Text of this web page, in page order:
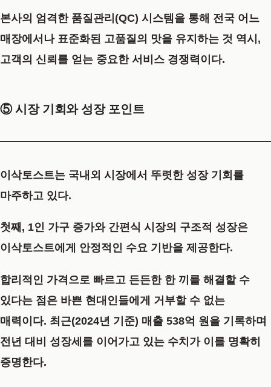
본사의 엄격한 품질관리(QC) 시스템을 통해 전국 어느
매장에서나 표준화된 고품질의 맛을 유지하는 것 역시,
고객의 신뢰를 얻는 중요한 서비스 경쟁력이다.
⑤ 시장 기회와 성장 포인트
이삭토스트는 국내외 시장에서 뚜렷한 성장 기회를
마주하고 있다.
첫째, 1인 가구 증가와 간편식 시장의 구조적 성장은
이삭토스트에게 안정적인 수요 기반을 제공한다.
합리적인 가격으로 빠르고 든든한 한 끼를 해결할 수
있다는 점은 바쁜 현대인들에게 거부할 수 없는
매력이다. 최근(2024년 기준) 매출 538억 원을 기록하며
전년 대비 성장세 를 이어가고 있는 수치가 이를 명확히
증명한다.